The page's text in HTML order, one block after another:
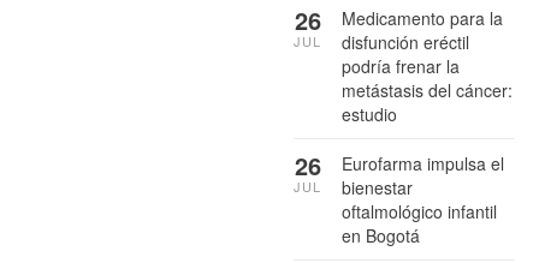
Medicamento para la
disfunción eréctil
podría frenar la
metástasis del cáncer:
estudio
26
JUL
Eurofarma impulsa el
bienestar
oftalmológico infantil
en Bogotá
26
JUL